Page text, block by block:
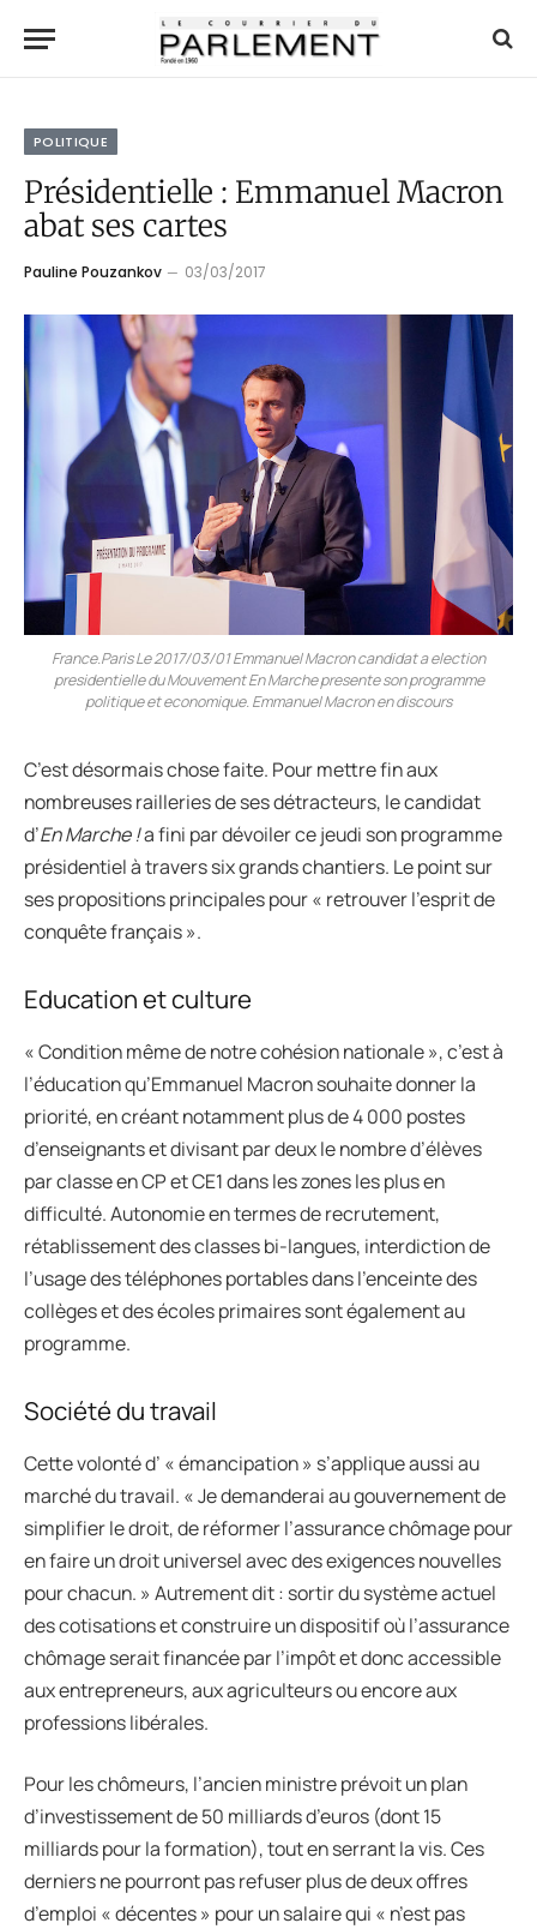
POLITIQUE
Présidentielle : Emmanuel Macron
abat ses cartes
Pauline Pouzankov 03/03/2017
France.Paris Le 2017/03/01 Emmanuel Macron candidat a election
presidentielle du Mouvement En Marche presente son programme
politique et economique. Emmanuel Macron en discours
C’est désormais chose faite. Pour mettre fin aux
nombreuses railleries de ses détracteurs, le candidat
d’En Marche !a fini par dévoiler ce jeudi son programme
présidentiel à travers six grands chantiers. Le point sur
ses propositions principales pour « retrouver l’esprit de
conquête français ».
Education et culture
« Condition même de notre cohésion nationale », c’est à
l’éducation qu’Emmanuel Macron souhaite donner la
priorité, en créant notamment plus de 4 000 postes
d’enseignants et divisant par deux le nombre d’élèves
par classe en CP et CE1 dans les zones les plus en
difficulté. Autonomie en termes de recrutement,
rétablissement des classes bi-langues, interdiction de
l’usage des téléphones portables dans l’enceinte des
collèges et des écoles primaires sont également au
programme.
Société du travail
Cette volonté d’ « émancipation » s’applique aussi au
marché du travail. « Je demanderai au gouvernement de
simplifier le droit, de réformer l’assurance chômage pour
en faire un droit universel avec des exigences nouvelles
pour chacun. » Autrement dit : sortir du système actuel
des cotisations et construire un dispositif où l’assurance
chômage serait financée par l’impôt et donc accessible
aux entrepreneurs, aux agriculteurs ou encore aux
professions libérales.
Pour les chômeurs, l’ancien ministre prévoit un plan
d’investissement de 50 milliards d’euros (dont 15
milliards pour la formation), tout en serrant la vis. Ces
derniers ne pourront pas refuser plus de deux offres
d’emploi « décentes » pour un salaire qui « n’est pas